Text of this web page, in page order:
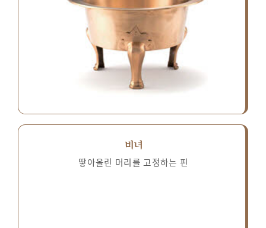
비녀
땋아올린 머리를 고정하는 핀